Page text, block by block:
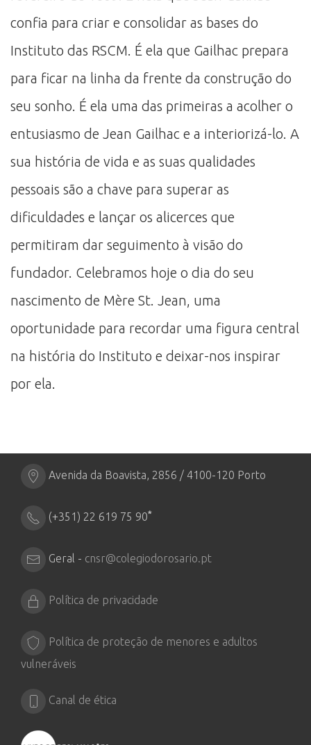
confia para criar e consolidar as bases do
Instituto das RSCM. É ela que Gailhac prepara
para ficar na linha da frente da construção do
seu sonho. É ela uma das primeiras a acolher o
entusiasmo de Jean Gailhac e a interiorizá-lo. A
sua história de vida e as suas qualidades
pessoais são a chave para superar as
dificuldades e lançar os alicerces que
permitiram dar seguimento à visão do
fundador. Celebramos hoje o dia do seu
nascimento de Mère St. Jean, uma
oportunidade para recordar uma figura central
na história do Instituto e deixar-nos inspirar
por ela.
Avenida da Boavista, 2856 / 4100-120 Porto
(+351) 22 619 75 90*
Geral - cnsr@colegiodorosario.pt
Política de privacidade
Política de proteção de menores e adultos
vulneráveis
Canal de ética